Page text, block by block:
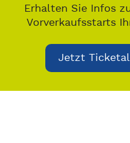
Erhalten Sie Infos
Vorverkaufsstarts
Jetzt